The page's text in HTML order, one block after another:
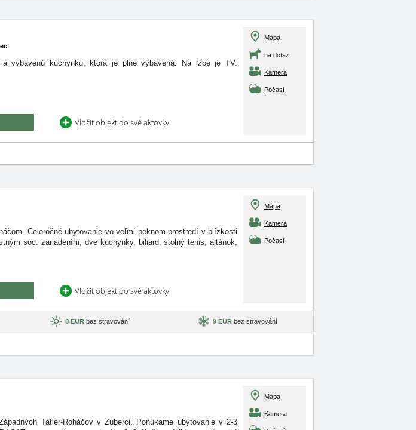
vybavenú kuchynku, ktorá je plne vybavená. Na izbe je TV.
Vložit objekt do své aktovky
Mapa
na dotaz
Kamera
Počasí
Celoročné ubytovanie vo veľmi peknom prostredí v blízkosti
soc. zariadením, dve kuchynky, biliard, stolný tenis, altánok,
Vložit objekt do své aktovky
Mapa
Kamera
Počasí
8 EUR bez stravování 9 EUR bez stravování
Tatier-Roháčov v Zuberci. Ponúkame ubytovanie v 2-3
Mapa
Kamera